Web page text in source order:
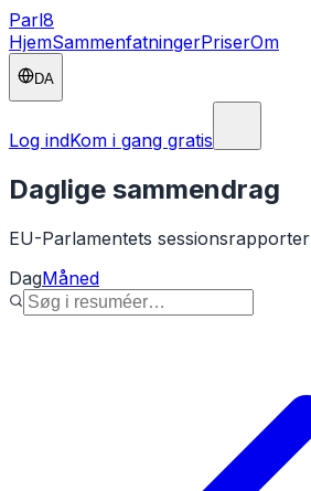
Parl8
HjemSammenfatningerPriserOm
DA
Log indKom i gang gratis
Daglige sammendrag
EU-Parlamentets sessionsrapporter
DagMåned